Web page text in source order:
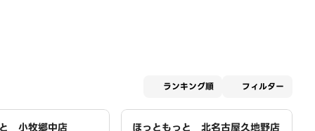
ランキング順 フィルター
小牧郷中店 ほっともっと 北名古屋久地野店